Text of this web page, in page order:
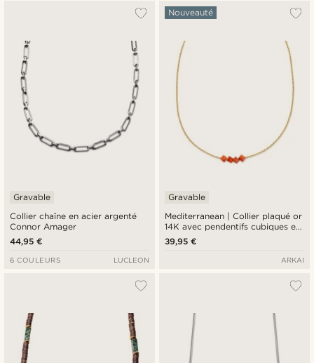
Collier chaîne en acier argenté
Connor Amager
Gravable
44,95 €
6 COULEURS LUCLEON
Mediterranean | Collier plaqué or
14K avec pendentifs cubiques en
pierre naturelle rouge
Nouveauté
Gravable
39,95 €
ARKAI